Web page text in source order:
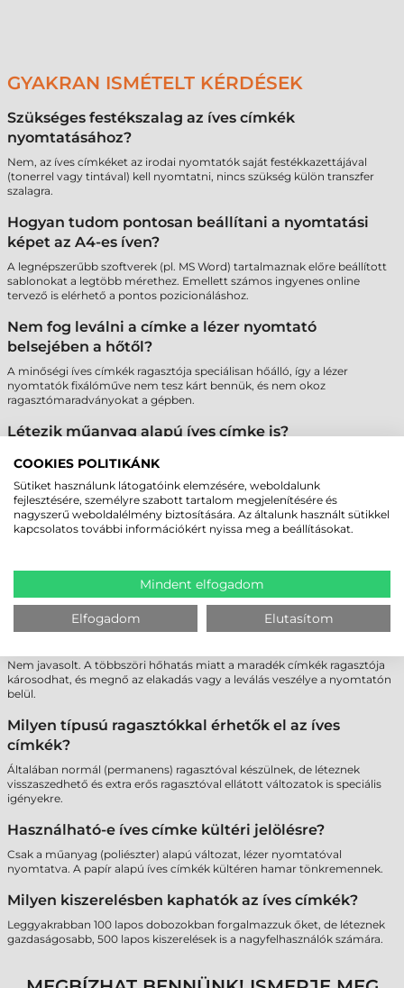
GYAKRAN ISMÉTELT KÉRDÉSEK
Szükséges festékszalag az íves címkék
nyomtatásához?
Nem, az íves címkéket az irodai nyomtatók saját festékkazettájával
(tonerrel vagy tintával) kell nyomtatni, nincs szükség külön transzfer
szalagra.
Hogyan tudom pontosan beállítani a nyomtatási
képet az A4-es íven?
A legnépszerűbb szoftverek (pl. MS Word) tartalmaznak előre beállított
sablonokat a legtöbb mérethez. Emellett számos ingyenes online
tervező is elérhető a pontos pozicionáláshoz.
Nem fog leválni a címke a lézer nyomtató
belsejében a hőtől?
A minőségi íves címkék ragasztója speciálisan hőálló, így a lézer
nyomtatók fixálóműve nem tesz kárt bennük, és nem okoz
ragasztómaradványokat a gépben.
Létezik műanyag alapú íves címke is?
Igen, elérhetők poliészter (PET) alapú íves címkék is, amelyek
szakadásbiztosak és vízállóak, így tartósabb jelölést tesznek lehetővé
lézer nyomtatóval.
Miért fontos az A4-es ívek szélein lévő biztonsági
sáv?
hengerekre, ami megvédi a nyomtatót a meghibásodástól és biztosítja
a papír akadálymentes haladását.
Lehet-e többször átküldeni ugyanazt a lapot a
Nem javasolt. A többszöri hőhatás miatt a maradék címkék ragasztója
károsodhat, és megnő az elakadás vagy a leválás veszélye a nyomtatón
belül.
Milyen típusú ragasztókkal érhetők el az íves
címkék?
Általában normál (permanens) ragasztóval készülnek, de léteznek
visszaszedhető és extra erős ragasztóval ellátott változatok is speciális
igényekre.
Használható-e íves címke kültéri jelölésre?
Csak a műanyag (poliészter) alapú változat, lézer nyomtatóval
nyomtatva. A papír alapú íves címkék kültéren hamar tönkremennek.
Milyen kiszerelésben kaphatók az íves címkék?
Leggyakrabban 100 lapos dobozokban forgalmazzuk őket, de léteznek
gazdaságosabb, 500 lapos kiszerelések is a nagyfelhasználók számára.
COOKIES POLITIKÁNK
Sütiket használunk látogatóink elemzésére, weboldalunk
fejlesztésére, személyre szabott tartalom megjelenítésére és
nagyszerű weboldalélmény biztosítására. Az általunk használt sütikkel
kapcsolatos további információkért nyissa meg a beállításokat.
Mindent elfogadom
Elfogadom Elutasítom